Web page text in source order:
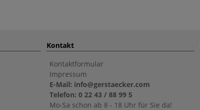
Kontakt
Kontaktformular
Impressum
E-Mail: info@gerstaecker.com
Telefon: 0 22 43 / 88 99 5
Mo-Sa schon ab 8 - 18 Uhr für Sie da!